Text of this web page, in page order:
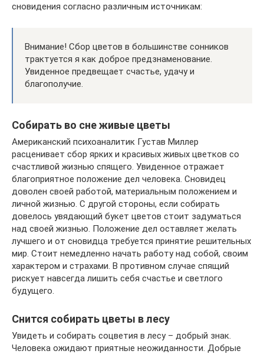
сновидения согласно различным источникам:
Внимание! Сбор цветов в большинстве сонников
трактуется я как доброе предзнаменование.
Увиденное предвещает счастье, удачу и
благополучие.
Собирать во сне живые цветы
Американский психоаналитик Густав Миллер
расценивает сбор ярких и красивых живых цветков со
счастливой жизнью спящего. Увиденное отражает
благоприятное положение дел человека. Сновидец
доволен своей работой, материальным положением и
личной жизнью. С другой стороны, если собирать
довелось увядающий букет цветов стоит задуматься
над своей жизнью. Положение дел оставляет желать
лучшего и от сновидца требуется принятие решительных
мир. Стоит немедленно начать работу над собой, своим
характером и страхами. В противном случае спящий
рискует навсегда лишить себя счастье и светлого
будущего.
Снится собирать цветы в лесу
Увидеть и собирать соцветия в лесу – добрый знак.
Человека ожидают приятные неожиданности. Добрые